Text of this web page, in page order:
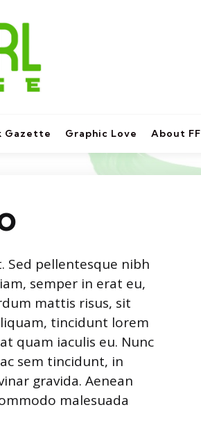
Gazette Graphic Love About FF
Sed pellentesque nibh
semper in erat eu,
mattis risus, sit
tincidunt lorem
quam iaculis eu. Nunc
sem tincidunt, in
gravida. Aenean
malesuada